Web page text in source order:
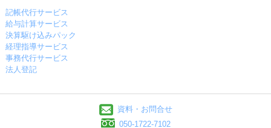
記帳代行サービス
給与計算サービス
決算駆け込みパック
経理指導サービス
事務代行サービス
法人登記
資料・お問合せ
050-1722-7102